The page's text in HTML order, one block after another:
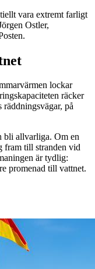
vara extremt farligt
Ostler,
lockar
räcker
på
bli allvarliga. Om en
fram till stranden vid
är tydlig:
promenad till vattnet.